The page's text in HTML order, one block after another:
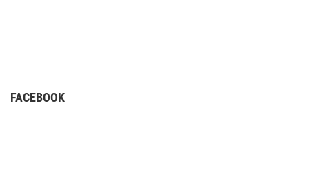
FACEBOOK